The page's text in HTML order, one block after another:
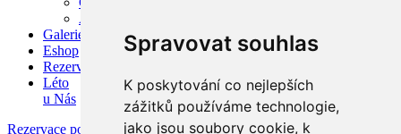
Spravovat souhlas
K poskytování co nejlepších
zážitků používáme technologie,
jako jsou soubory cookie, k
Aktivity v okolí
Galerie
Eshop
Rezervace
Léto
u Nás
Rezervace pobytu